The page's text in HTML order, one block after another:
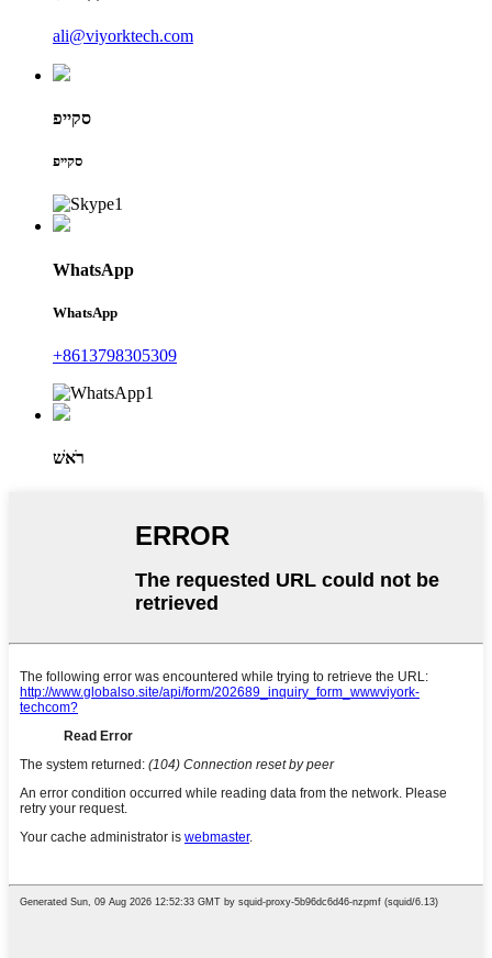
ali@viyorktech.com
סקייפ
סקייפ
WhatsApp
WhatsApp
+8613798305309
רֹאשׁ